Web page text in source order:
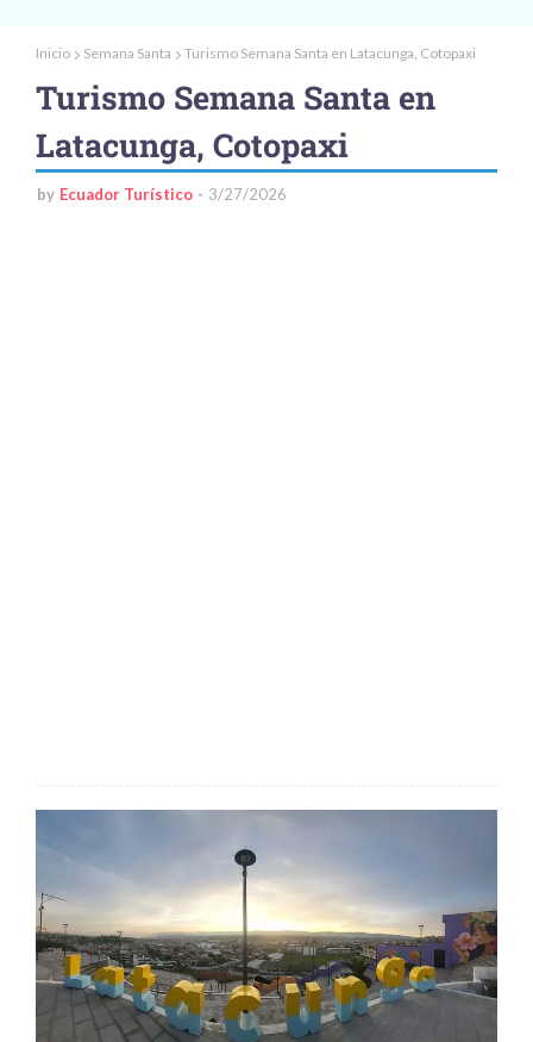
Inicio Semana Santa Turismo Semana Santa en Latacunga, Cotopaxi
Turismo Semana Santa en
Latacunga, Cotopaxi
by Ecuador Turístico 3/27/2026